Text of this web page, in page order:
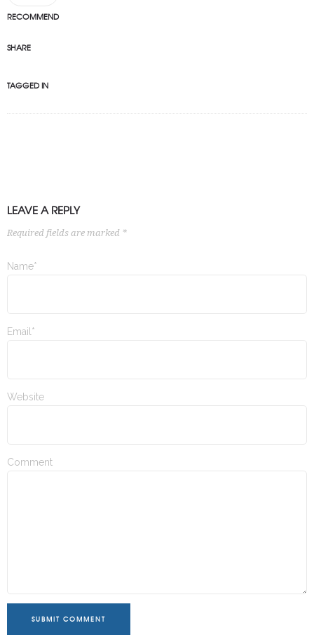
RECOMMEND
SHARE
TAGGED IN
LEAVE A REPLY
Required fields are marked *
Name*
Email*
Website
Comment
SUBMIT COMMENT